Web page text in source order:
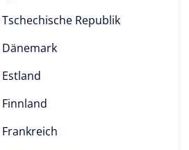
Tschechische Republik
Dänemark
Estland
Finnland
Frankreich